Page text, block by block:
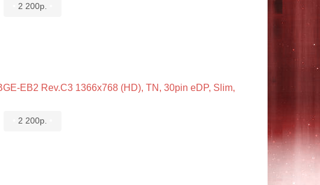
2 200р.
EB2 Rev.C3 1366x768 (HD), TN, 30pin eDP, Slim,
2 200р.